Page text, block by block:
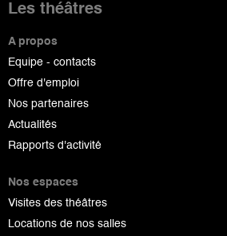
Les théâtres
A propos
Equipe - contacts
Offre d'emploi
Nos partenaires
Actualités
Rapports d'activité
Nos espaces
Visites des théâtres
Locations de nos salles